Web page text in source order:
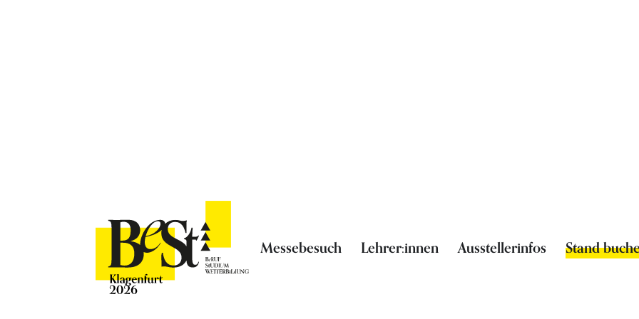
Messebesuch Lehrer:innen Ausstellerinfos Stand